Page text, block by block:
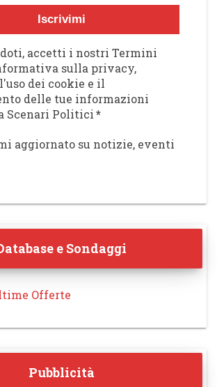
Iscrivimi
accetti i nostri Termini
sulla privacy,
dei cookie e il
delle tue informazioni
Scenari Politici*
aggiornato su notizie, eventi
e Sondaggi
Offerte
Pubblicità